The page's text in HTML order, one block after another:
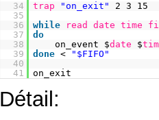
34
trap "on_exit"
2 3 15
35
36
while read date time
37
do
38
on_event $date $
39
done <
"$FIFO"
40
41
on_exit
Détail: